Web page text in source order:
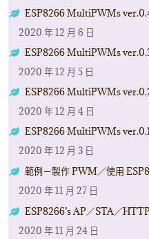
ESP8266 MultiPWMs
2020 年 12 月 6 日
ESP8266 MultiPWMs
2020 年 12 月 5 日
ESP8266 MultiPWMs
2020 年 12 月 4 日
ESP8266 MultiPWMs ver.0.1
2020 年 12 月 3 日
範例－製作 PWM／使用
2020 年 11 月 27 日
ESP8266’s AP／STA／
2020 年 11 月 24 日